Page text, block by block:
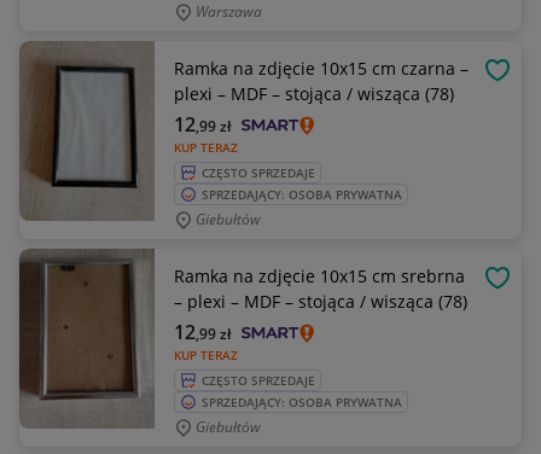
Warszawa
Ramka na zdjęcie 10x15 cm czarna –
plexi – MDF – stojąca / wisząca (78)
KUP TERAZ
12,99zł
CZĘSTO SPRZEDAJE
SPRZEDAJĄCY: OSOBA PRYWATNA
Giebułtów
Ramka na zdjęcie 10x15 cm srebrna
– plexi – MDF – stojąca / wisząca (78)
KUP TERAZ
12,99zł
CZĘSTO SPRZEDAJE
SPRZEDAJĄCY: OSOBA PRYWATNA
Giebułtów